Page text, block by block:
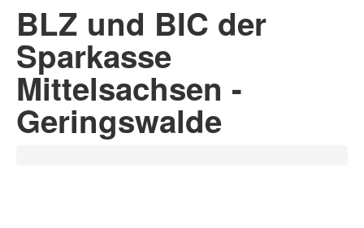
BLZ und BIC der
Sparkasse
Mittelsachsen -
Geringswalde